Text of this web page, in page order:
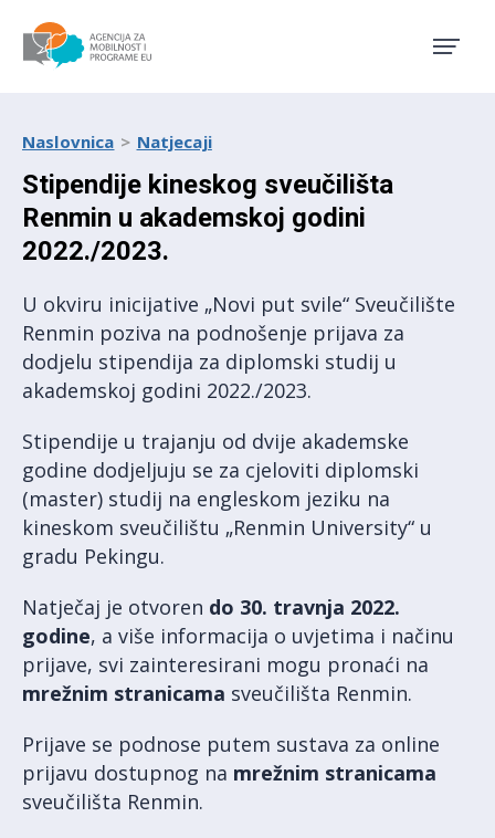
Naslovnica Natjecaji
Stipendije kineskog sveučilišta
Renmin u akademskoj godini
2022./2023.
U okviru inicijative „Novi put svile“ Sveučilište
Renmin poziva na podnošenje prijava za
dodjelu stipendija za diplomski studij u
akademskoj godini 2022./2023.
Stipendije u trajanju od dvije akademske
godine dodjeljuju se za cjeloviti diplomski
(master) studij na engleskom jeziku na
kineskom sveučilištu „Renmin University“ u
gradu Pekingu.
Natječaj je otvoren do 30. travnja 2022.
godine, a više informacija o uvjetima i načinu
prijave, svi zainteresirani mogu pronaći na
mrežnim stranicama sveučilišta Renmin.
Prijave se podnose putem sustava za online
prijavu dostupnog na mrežnim stranicama
sveučilišta Renmin.